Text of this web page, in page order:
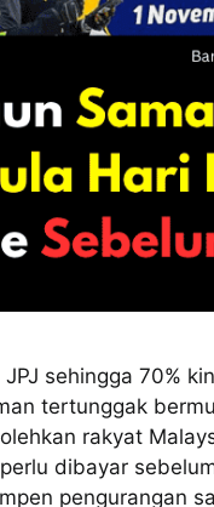
JPJ sehingga 70%
tertunggak
rakyat
dibayar
pengurangan